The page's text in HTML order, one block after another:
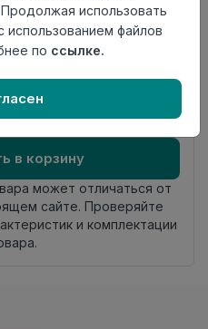
в корзину
может отличаться от
сайте. Проверяйте
и комплектации
использовать
использованием файлов
по ссылке.